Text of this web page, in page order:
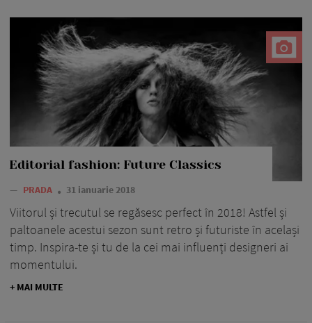
Editorial fashion: Future Classics
— PRADA 31 ianuarie 2018
Viitorul și trecutul se regăsesc perfect în 2018! Astfel și
paltoanele acestui sezon sunt retro și futuriste în același
timp. Inspira-te și tu de la cei mai influenți designeri ai
momentului.
+ MAI MULTE